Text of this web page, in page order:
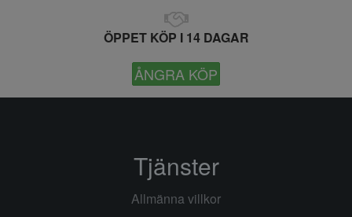
ÖPPET KÖP I 14 DAGAR
ÅNGRA KÖP
Tjänster
Allmänna villkor